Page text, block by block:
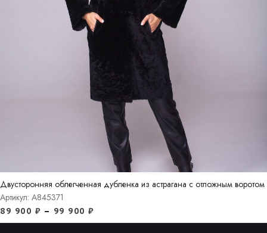
Двусторонняя облегченная дубленка из астрагана с отложным воротом
Артикул: A845371
89 900 ₽ – 99 900 ₽